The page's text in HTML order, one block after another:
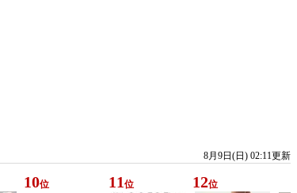
8月9日(日) 02:11更新
10位 11 位 12位